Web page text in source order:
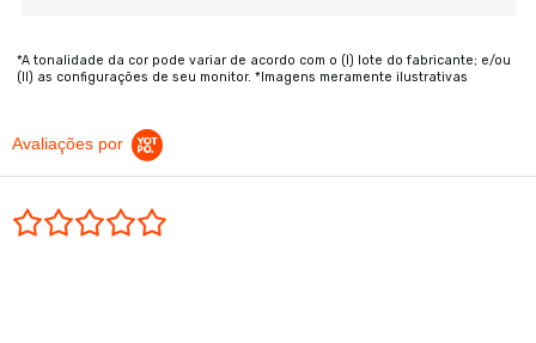
*A tonalidade da cor pode variar de acordo com o (I) lote do fabricante; e/ou
(II) as configurações de seu monitor. *Imagens meramente ilustrativas
Avaliações por